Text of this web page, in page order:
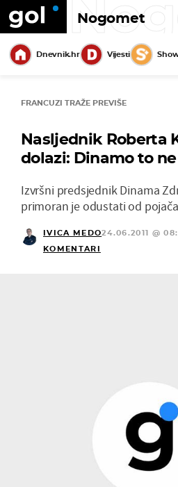
Nogomet
Dnevnik.hr Vijesti
FRANCUZI TRAŽE PREVIŠE
Nasljednik Roberta
dolazi: Dinamo to
Izvršni predsjednik Dinama
primoran je odustati od
IVICA MEDO24.06.2011 @
KOMENTARI